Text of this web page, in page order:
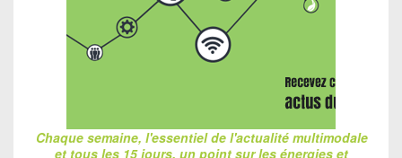
Chaque semaine, l'essentiel de l'actualité multimodale
et tous les 15 jours, un point sur les énergies et